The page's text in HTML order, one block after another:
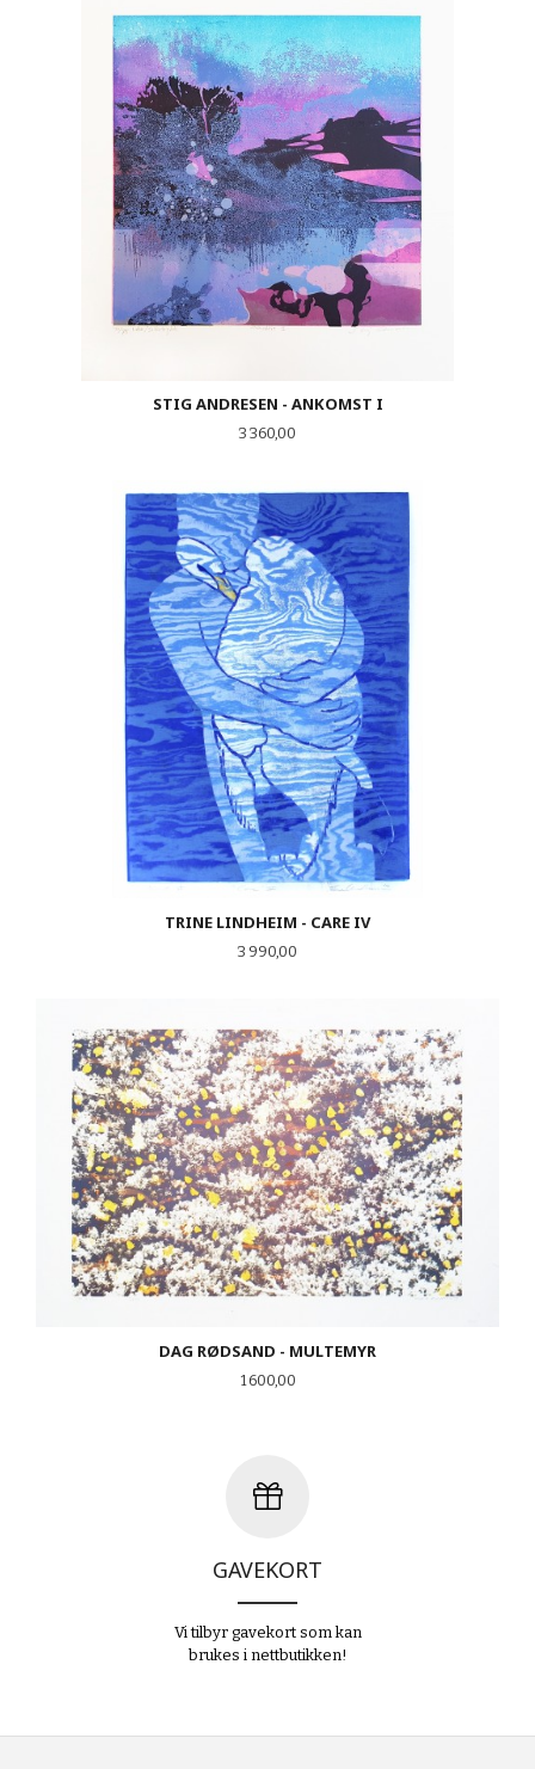
STIG ANDRESEN - ANKOMST I
Pris
3 360,00
TRINE LINDHEIM - CARE IV
Pris
3 990,00
DAG RØDSAND - MULTEMYR
Pris
1 600,00
GAVEKORT
Vi tilbyr gavekort som kan
brukes i nettbutikken!